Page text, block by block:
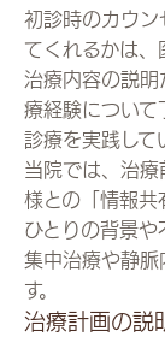
初診時のカウ
てくれるかは、
治療内容の説
療経験につい
診療を実践して
当院では、治
様との「情報共
ひとりの背景
集中治療や静
す。
治療計画の説